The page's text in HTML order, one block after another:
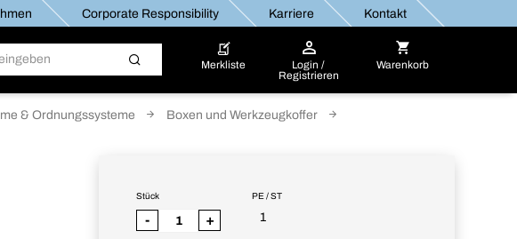
Corporate Responsibility Karriere Kontakt
Merkliste
Login /
Registrieren
Warenkorb
& Ordnungssysteme
Boxen und Werkzeugkoffer
PE / ST
1
Stück
- +